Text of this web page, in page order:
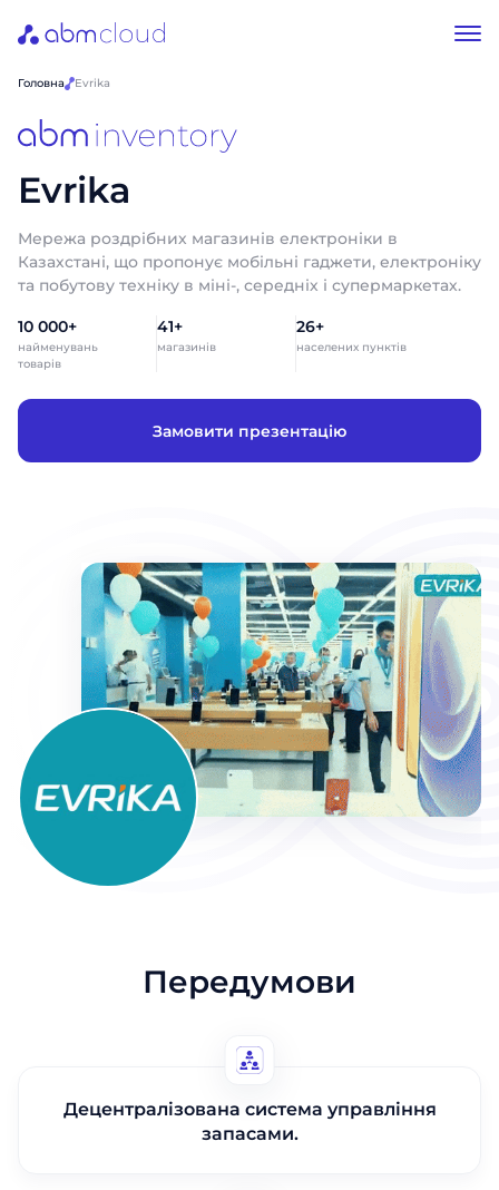
Головна Evrika
Evrika
Мережа роздрібних магазинів електроніки в
Казахстані, що пропонує мобільні гаджети, електроніку
та побутову техніку в міні-, середніх і супермаркетах.
10 000+
найменувань
товарів
41+
магазинів
26+
населених пунктів
Замовити презентацію
Передумови
Децентралізована система управління
запасами.